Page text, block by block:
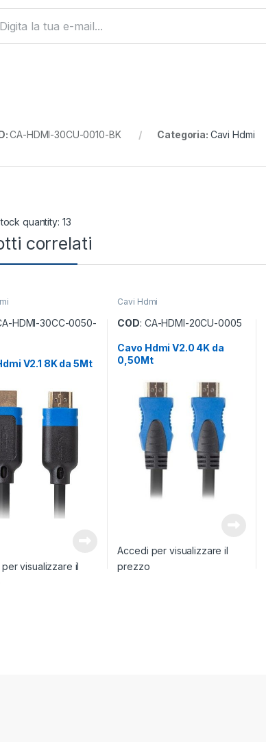
CA-HDMI-30CU-0010-BK Categoria: Cavi Hdmi
quantity: 13
correlati
HDMI-30CC-0050-
V2.1 8K da 5Mt
visualizzare il
Cavi Hdmi
COD: CA-HDMI-20CU-0005
Cavo Hdmi V2.0 4K da
0,50Mt
Accedi per visualizzare il
prezzo